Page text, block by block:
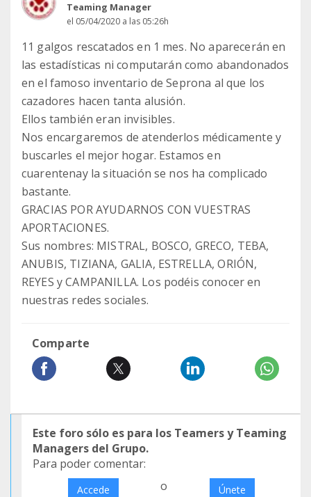
Teaming Manager
el 05/04/2020 a las 05:26h
11 galgos rescatados en 1 mes. No aparecerán en
las estadísticas ni computarán como abandonados
en el famoso inventario de Seprona al que los
cazadores hacen tanta alusión.
Ellos también eran invisibles.
Nos encargaremos de atenderlos médicamente y
buscarles el mejor hogar. Estamos en
cuarentenay la situación se nos ha complicado
bastante.
GRACIAS POR AYUDARNOS CON VUESTRAS
APORTACIONES.
Sus nombres: MISTRAL, BOSCO, GRECO, TEBA,
ANUBIS, TIZIANA, GALIA, ESTRELLA, ORIÓN,
REYES y CAMPANILLA. Los podéis conocer en
nuestras redes sociales.
Comparte
Este foro sólo es para los Teamers y Teaming
Managers del Grupo.
Para poder comentar:
Accede o Únete